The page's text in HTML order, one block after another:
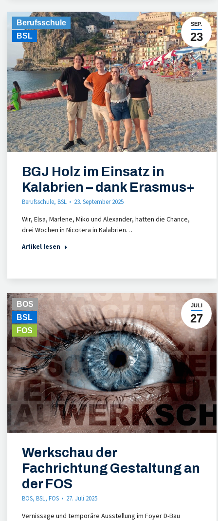
SEP.
23
Berufsschule
BSL
BGJ Holz im Einsatz in
Kalabrien – dank Erasmus+
Berufsschule, BSL 23. September 2025
Wir, Elsa, Marlene, Miko und Alexander, hatten die Chance,
drei Wochen in Nicotera in Kalabrien…
Artikel lesen
JULI
27
BOS
BSL
FOS
Werkschau der
Fachrichtung Gestaltung an
der FOS
BOS, BSL, FOS 27. Juli 2025
Vernissage und temporäre Ausstellung im Foyer D-Bau